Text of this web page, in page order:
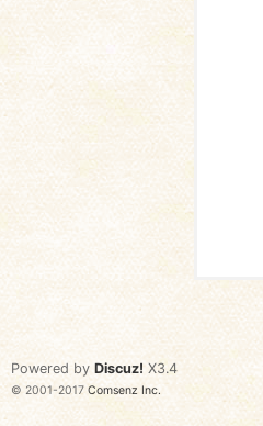
Powered by Discuz! X3.4
© 2001-2017 Comsenz Inc.